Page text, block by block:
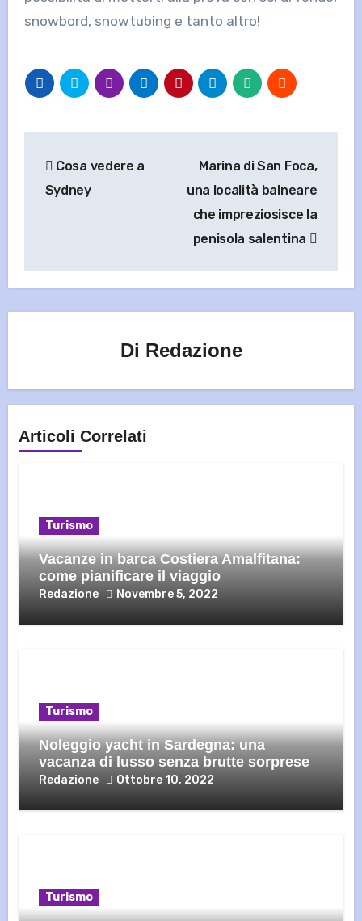
snowbord, snowtubing e tanto altro!
articoli
Cosa vedere a
Sydney
Marina di San Foca,
una località balneare
che impreziosisce la
penisola salentina
Di Redazione
Articoli Correlati
Turismo
Vacanze in barca Costiera Amalfitana:
come pianificare il viaggio
Redazione Novembre 5, 2022
Turismo
Noleggio yacht in Sardegna: una
vacanza di lusso senza brutte sorprese
Redazione Ottobre 10, 2022
Turismo